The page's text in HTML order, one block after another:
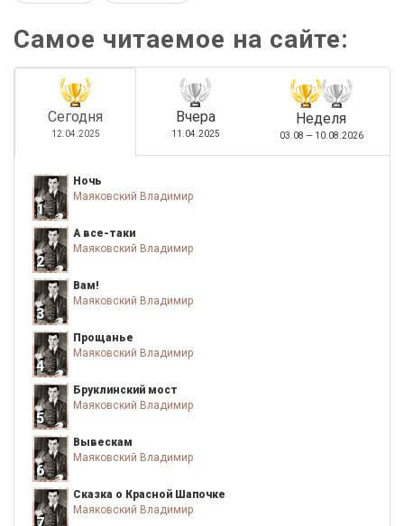
Самое читаемое на сайте:
Сегодня
12.04.2025
Вчера
11.04.2025
Неделя
03.08 — 10.08.2026
1
Ночь
Маяковский Владимир
2
А все-таки
Маяковский Владимир
3
Вам!
Маяковский Владимир
4
Прощанье
Маяковский Владимир
5
Бруклинский мост
Маяковский Владимир
6
Вывескам
Маяковский Владимир
Сказка о Красной Шапочке
Маяковский Владимир